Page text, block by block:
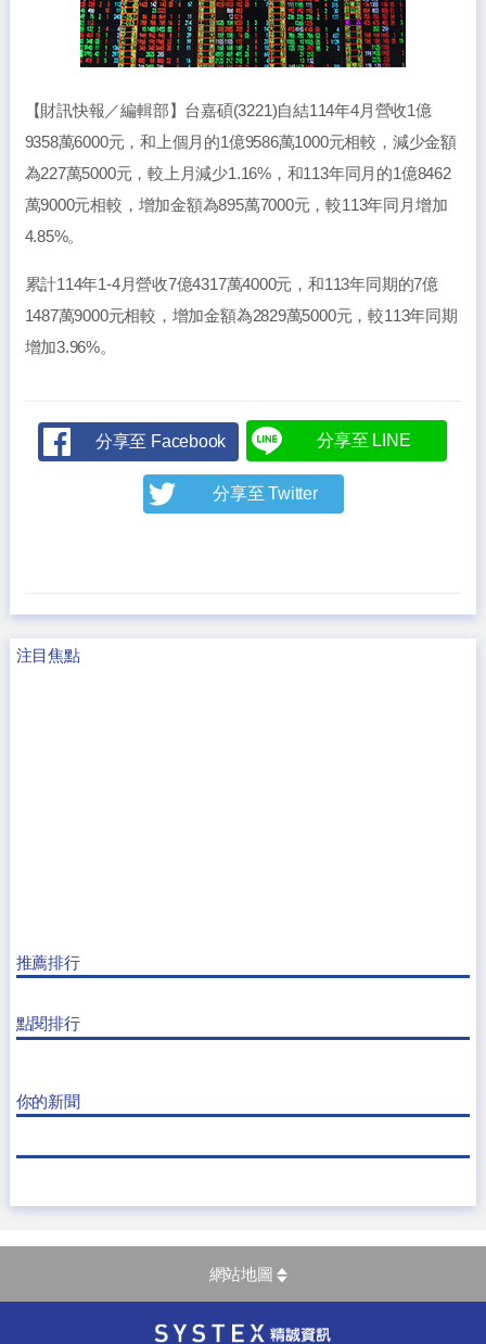
【財訊快報／編輯部】台嘉碩(3221)自結114年4月營收1億
9358萬6000元，和上個月的1億9586萬1000元相較，減少金額
為227萬5000元，較上月減少1.16%，和113年同月的1億8462
萬9000元相較，增加金額為895萬7000元，較113年同月增加
4.85%。
累計114年1-4月營收7億4317萬4000元，和113年同期的7億
1487萬9000元相較，增加金額為2829萬5000元，較113年同期
增加3.96%。
分享至 Facebook 分享至 LINE
分享至 Twitter
注目焦點
推薦排行
點閱排行
你的新聞
網站地圖